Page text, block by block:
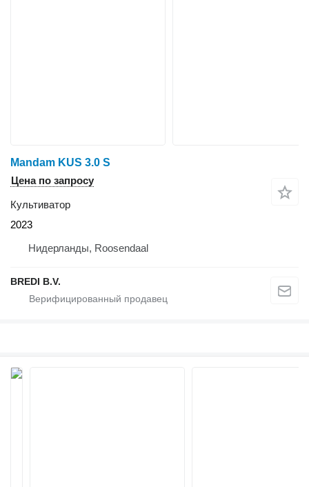
Mandam KUS 3.0 S
Цена по запросу
Культиватор
2023
Нидерланды, Roosendaal
BREDI B.V.